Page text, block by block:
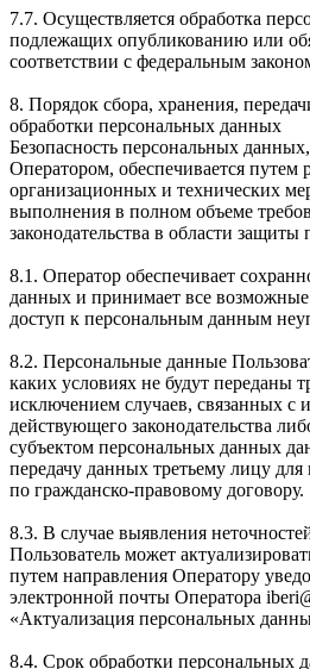
7.7. Осуществляется обработка
подлежащих опубликованию или
соответствии с федеральным
8. Порядок сбора, хранения,
обработки персональных данных
Безопасность персональных
Оператором, обеспечивается путем
организационных и технических
выполнения в полном объеме
законодательства в области
8.1. Оператор обеспечивает
данных и принимает все
доступ к персональным данным
8.2. Персональные данные
каких условиях не будут переданы
исключением случаев, связанных с
действующего законодательства
субъектом персональных данных
передачу данных третьему лицу для
по гражданско-правовому договору.
8.3. В случае выявления
Пользователь может
путем направления Оператору
электронной почты Оператора
«Актуализация персональных
8.4. Срок обработки персональных